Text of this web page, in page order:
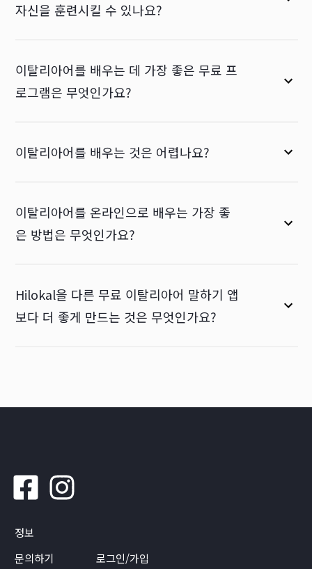
자신을 훈련시킬 수 있나요?
이탈리아어를 배우는 데 가장 좋은 무료 프
로그램은 무엇인가요?
이탈리아어를 배우는 것은 어렵나요?
이탈리아어를 온라인으로 배우는 가장 좋
은 방법은 무엇인가요?
Hilokal을 다른 무료 이탈리아어 말하기 앱
보다 더 좋게 만드는 것은 무엇인가요?
정보
문의하기
로그인/가입